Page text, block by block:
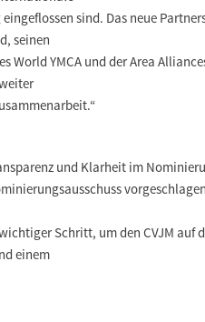
sind. Das neue
seinen
YMCA und der Area
und Klarheit im
Schritt, um den CVJM auf
einem